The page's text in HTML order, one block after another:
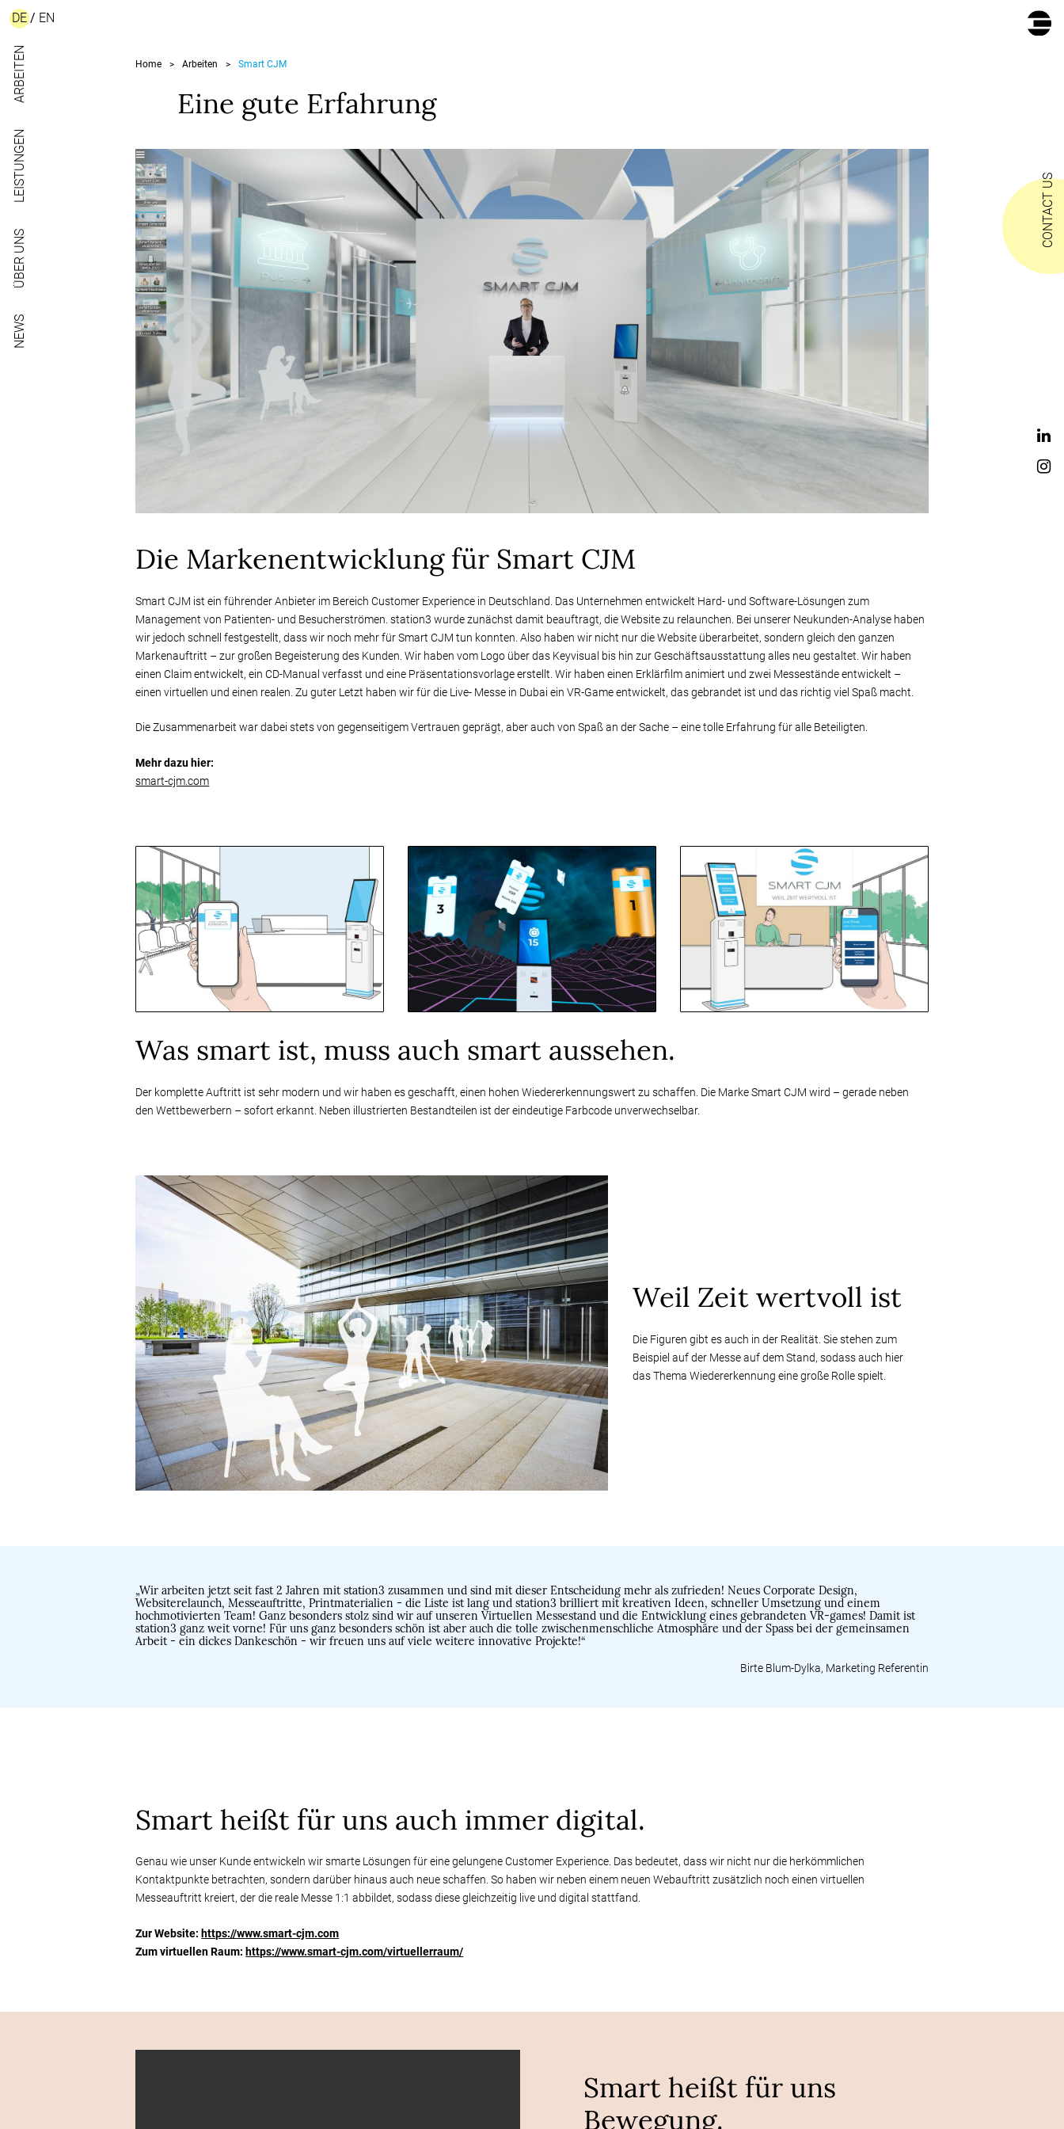
DE/ EN
ARBEITEN
LEISTUNGEN
ÜBER UNS
NEWS
CONTACT US
Home > Arbeiten > Smart CJM
Eine gute Erfahrung
Die Markenentwicklung für Smart CJM
Smart CJM ist ein führender Anbieter im Bereich Customer Experience in Deutschland. Das Unternehmen entwickelt Hard- und Software-Lösungen zum
Management von Patienten- und Besucherströmen. station3 wurde zunächst damit beauftragt, die Website zu relaunchen. Bei unserer Neukunden-Analyse haben
wir jedoch schnell festgestellt, dass wir noch mehr für Smart CJM tun konnten. Also haben wir nicht nur die Website überarbeitet, sondern gleich den ganzen
Markenauftritt – zur großen Begeisterung des Kunden. Wir haben vom Logo über das Keyvisual bis hin zur Geschäftsausstattung alles neu gestaltet. Wir haben
einen Claim entwickelt, ein CD-Manual verfasst und eine Präsentationsvorlage erstellt. Wir haben einen Erklärfilm animiert und zwei Messestände entwickelt –
einen virtuellen und einen realen. Zu guter Letzt haben wir für die Live- Messe in Dubai ein VR-Game entwickelt, das gebrandet ist und das richtig viel Spaß macht.
Die Zusammenarbeit war dabei stets von gegenseitigem Vertrauen geprägt, aber auch von Spaß an der Sache – eine tolle Erfahrung für alle Beteiligten.
Mehr dazu hier:
smart-cjm.com
Was smart ist, muss auch smart aussehen.
Der komplette Auftritt ist sehr modern und wir haben es geschafft, einen hohen Wiedererkennungswert zu schaffen. Die Marke Smart CJM wird – gerade neben
den Wettbewerbern – sofort erkannt. Neben illustrierten Bestandteilen ist der eindeutige Farbcode unverwechselbar.
Weil Zeit wertvoll ist
Die Figuren gibt es auch in der Realität. Sie stehen zum
Beispiel auf der Messe auf dem Stand, sodass auch hier
das Thema Wiedererkennung eine große Rolle spielt.
„Wir arbeiten jetzt seit fast 2 Jahren mit station3 zusammen und sind mit dieser Entscheidung mehr als zufrieden! Neues Corporate Design,
Websiterelaunch, Messeauftritte, Printmaterialien - die Liste ist lang und station3 brilliert mit kreativen Ideen, schneller Umsetzung und einem
hochmotivierten Team! Ganz besonders stolz sind wir auf unseren Virtuellen Messestand und die Entwicklung eines gebrandeten VR-games! Damit ist
station3 ganz weit vorne! Für uns ganz besonders schön ist aber auch die tolle zwischenmenschliche Atmosphäre und der Spass bei der gemeinsamen
Arbeit - ein dickes Dankeschön - wir freuen uns auf viele weitere innovative Projekte!“
Birte Blum-Dylka, Marketing Referentin
Smart heißt für uns auch immer digital.
Genau wie unser Kunde entwickeln wir smarte Lösungen für eine gelungene Customer Experience. Das bedeutet, dass wir nicht nur die herkömmlichen
Kontaktpunkte betrachten, sondern darüber hinaus auch neue schaffen. So haben wir neben einem neuen Webauftritt zusätzlich noch einen virtuellen
Messeauftritt kreiert, der die reale Messe 1:1 abbildet, sodass diese gleichzeitig live und digital stattfand.
Zur Website: https://www.smart-cjm.com
Zum virtuellen Raum: https://www.smart-cjm.com/virtuellerraum/
Smart heißt für uns
Bewegung.